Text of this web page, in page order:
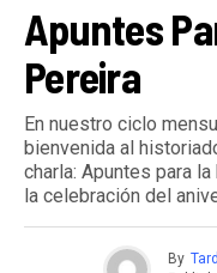
Apuntes
Pereira
En nuestro ciclo
bienvenida al
charla: Apuntes para
la celebración del
By